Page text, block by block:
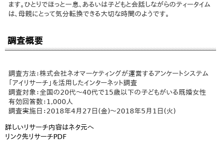
ます。ひとりでほっと一息、あるいは子どもと会話しながらのティータイム
は、母親にとって気分転換できる大切な時間のようです。
調査概要
調査方法：株式会社ネオマーケティングが運営するアンケートシステム
「アイリサーチ」を活用したインターネット調査
調査対象：全国の20代～40代で15歳以下の子どもがいる既婚女性
有効回答数：1,000人
調査実施日：2018年4月27日(金)～2018年5月1日(火)
詳しいリサーチ内容はネタ元へ
リンク先リサーチPDF